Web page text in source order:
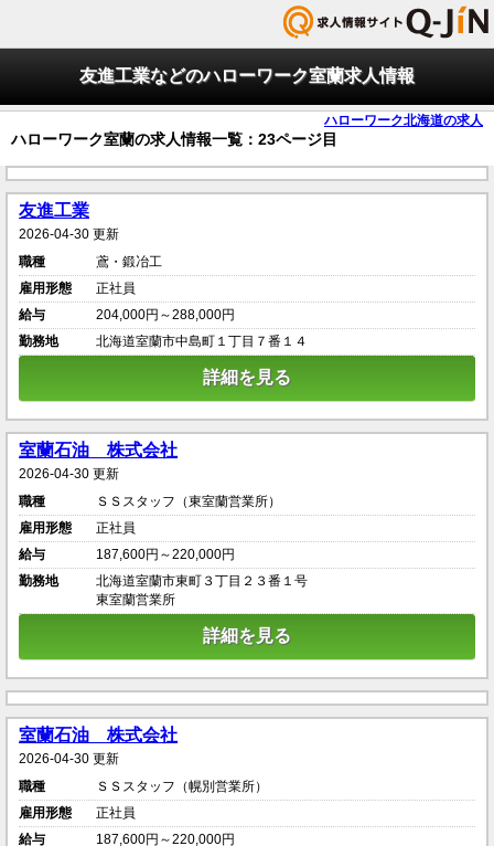
友進工業などのハローワーク室蘭求人情報
ハローワーク北海道の求人
ハローワーク室蘭の求人情報一覧：23ページ目
友進工業
2026-04-30 更新
職種
鳶・鍛冶工
雇用形態
正社員
給与
204,000円～288,000円
勤務地
北海道室蘭市中島町１丁目７番１４
詳細を見る
室蘭石油 株式会社
2026-04-30 更新
職種
ＳＳスタッフ（東室蘭営業所）
雇用形態
正社員
給与
187,600円～220,000円
勤務地
北海道室蘭市東町３丁目２３番１号
東室蘭営業所
詳細を見る
室蘭石油 株式会社
2026-04-30 更新
職種
ＳＳスタッフ（幌別営業所）
雇用形態
正社員
給与
187,600円～220,000円